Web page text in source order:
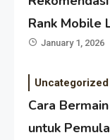
Rank Mobile
January 1, 2026
Uncategorized
Cara
untuk Pemula